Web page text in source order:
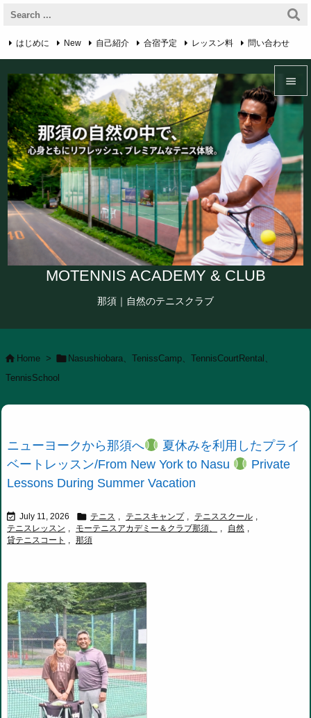
MOTENNIS ACADEMY & CLUB
那須｜自然のテニスクラブ



Sidebar

Prev

Next

Search
はじめに New 自己紹介 合宿予定 レッスン料 問い合わせ
アクセス・マップ プライバシーポリシー English Page RSS
Feedly
 Home >  Nasushiobara、TenissCamp、TennisCourtRental、
TennisSchool
ニューヨークから那須へ
夏休みを利用したプライ
ベートレッスン/From New York to Nasu
Private
Lessons During Summer Vacation
 July 11, 2026  テニス , テニスキャンプ , テニススクール ,
テニスレッスン , モーテニスアカデミー＆クラブ那須、 , 自然 ,
貸テニスコート , 那須